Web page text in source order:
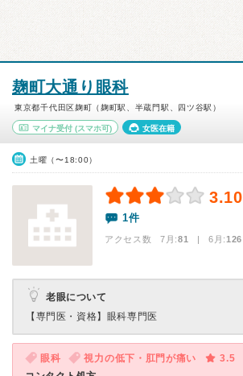
麹町大通り眼科
東京都千代田区麹町（麹町駅、半蔵門駅、四ツ谷駅）
マイナ受付 (スマホ可) 女医在籍
土曜（〜18:00）
3.10
1件
アクセス数 7月:81 | 6月:126
老眼について
【専門医・資格】 眼科専門医
眼科 視力の低下・肛門が痛い
3.5